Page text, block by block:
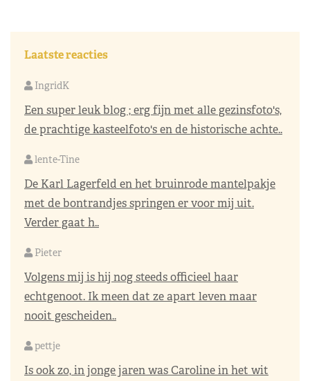
Laatste reacties
IngridK
Een super leuk blog ; erg fijn met alle gezinsfoto's,
de prachtige kasteelfoto's en de historische achte..
lente-Tine
De Karl Lagerfeld en het bruinrode mantelpakje
met de bontrandjes springen er voor mij uit.
Verder gaat h..
Pieter
Volgens mij is hij nog steeds officieel haar
echtgenoot. Ik meen dat ze apart leven maar
nooit gescheiden..
pettje
Is ook zo, in jonge jaren was Caroline in het wit